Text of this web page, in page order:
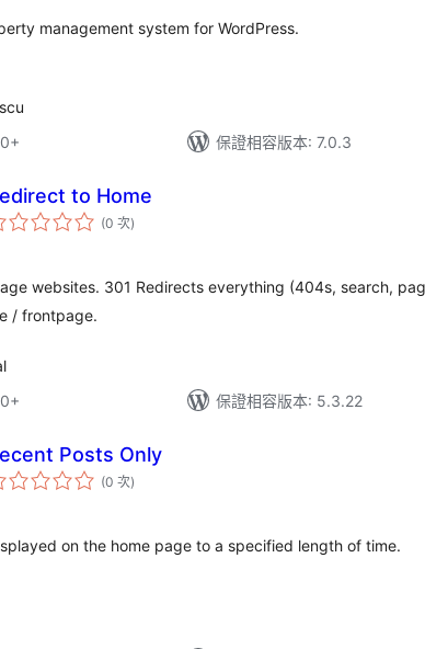
management system for WordPress.
保證相容版本: 7.0.3
to Home
(0 次評
分)
websites. 301 Redirects everything (404s, search,
/ frontpage.
保證相容版本: 5.3.22
Posts Only
(0 次評
分)
on the home page to a specified length of time.